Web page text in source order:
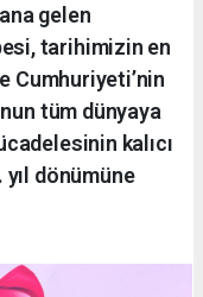
gelen
tarihimizin en
Cumhuriyeti’nin
tüm dünyaya
kalıcı
dönümüne